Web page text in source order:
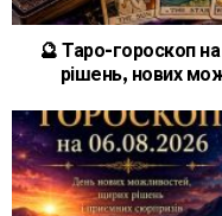
🔮 Таро-гороскоп
рішень, нових